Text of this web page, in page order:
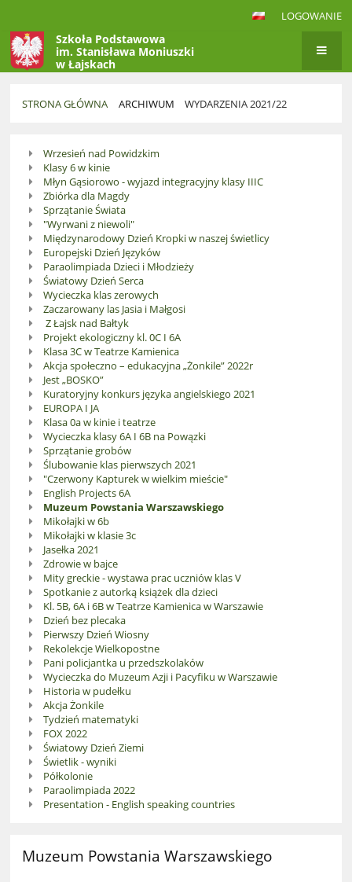
LOGOWANIE
Szkoła Podstawowa
im. Stanisława Moniuszki
w Łajskach
STRONA GŁÓWNA ARCHIWUM WYDARZENIA 2021/22
Wydarzenia
2021/22Wrzesień nad Powidzkim
Klasy 6 w kinie
Młyn Gąsiorowo - wyjazd integracyjny klasy IIIC
Zbiórka dla Magdy
Sprzątanie Świata
"Wyrwani z niewoli"
Międzynarodowy Dzień Kropki w naszej świetlicy
Europejski Dzień Języków
Paraolimpiada Dzieci i Młodzieży
Światowy Dzień Serca
Wycieczka klas zerowych
Zaczarowany las Jasia i Małgosi
Z Łajsk nad Bałtyk
Projekt ekologiczny kl. 0C I 6A
Klasa 3C w Teatrze Kamienica
Akcja społeczno – edukacyjna „Żonkile” 2022r
Jest „BOSKO”
Kuratoryjny konkurs języka angielskiego 2021
EUROPA I JA
Klasa 0a w kinie i teatrze
Wycieczka klasy 6A I 6B na Powązki
Sprzątanie grobów
Ślubowanie klas pierwszych 2021
"Czerwony Kapturek w wielkim mieście"
English Projects 6A
Muzeum Powstania Warszawskiego
Mikołajki w 6b
Mikołajki w klasie 3c
Jasełka 2021
Zdrowie w bajce
Mity greckie - wystawa prac uczniów klas V
Spotkanie z autorką książek dla dzieci
Kl. 5B, 6A i 6B w Teatrze Kamienica w Warszawie
Dzień bez plecaka
Pierwszy Dzień Wiosny
Rekolekcje Wielkopostne
Pani policjantka u przedszkolaków
Wycieczka do Muzeum Azji i Pacyfiku w Warszawie
Historia w pudełku
Akcja Żonkile
Tydzień matematyki
FOX 2022
Światowy Dzień Ziemi
Świetlik - wyniki
Półkolonie
Paraolimpiada 2022
Presentation - English speaking countries
Muzeum Powstania Warszawskiego